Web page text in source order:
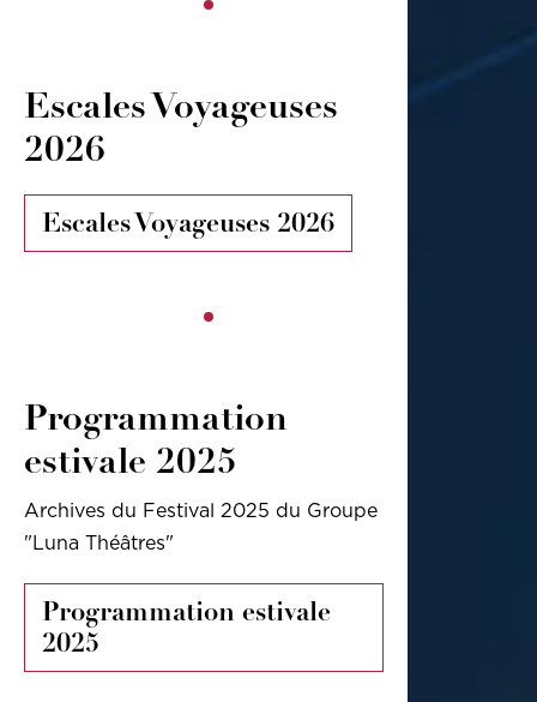
Escales Voyageuses
2026
Escales Voyageuses 2026
Programmation
estivale 2025
Archives du Festival 2025 du Groupe
"Luna Théâtres"
Programmation estivale
2025